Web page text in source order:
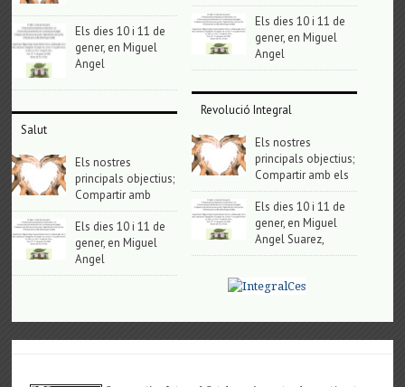
Els dies 10 i 11 de
gener, en Miguel
Angel
Salut
Els nostres
principals objectius;
Compartir amb
Els dies 10 i 11 de
gener, en Miguel
Angel
Els dies 10 i 11 de
gener, en Miguel
Angel
Revolució Integral
Els nostres
principals objectius;
Compartir amb els
Els dies 10 i 11 de
gener, en Miguel
Angel Suarez,